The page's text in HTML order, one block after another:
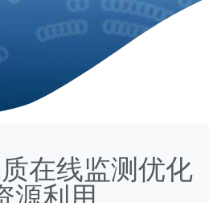
在线监测优化
源利用